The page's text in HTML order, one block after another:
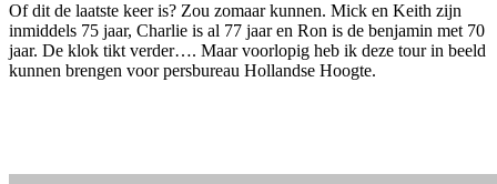
Of dit de laatste keer is? Zou zomaar kunnen. Mick en Keith zijn
inmiddels 75 jaar, Charlie is al 77 jaar en Ron is de benjamin met 70
jaar. De klok tikt verder…. Maar voorlopig heb ik deze tour in beeld
kunnen brengen voor persbureau Hollandse Hoogte.